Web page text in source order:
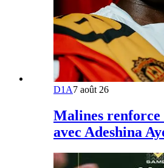
D1A7 août 26
Malines renforce
avec Adeshina